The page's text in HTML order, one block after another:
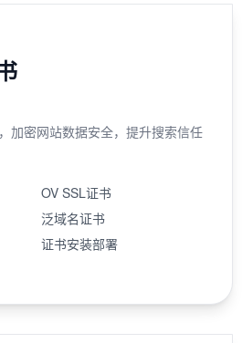
加密网站数据安全，提升搜索信任
OV SSL证书
泛域名证书
证书安装部署